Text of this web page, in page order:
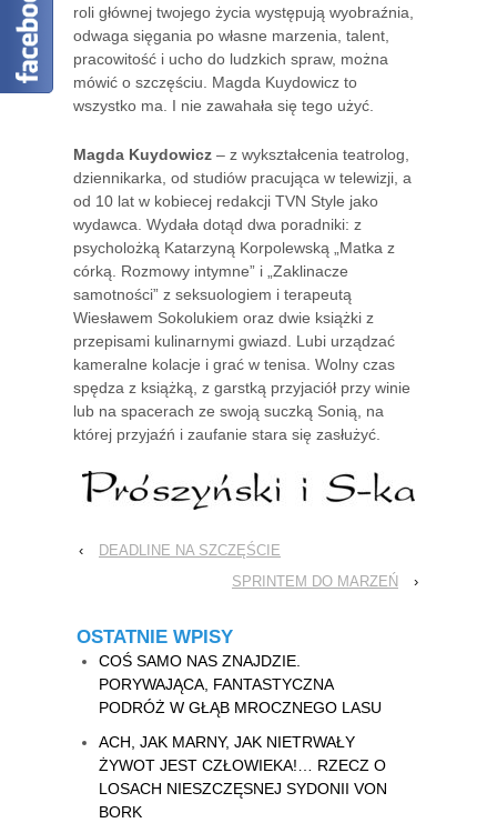
roli głównej twojego życia występują wyobraźnia,
odwaga sięgania po własne marzenia, talent,
pracowitość i ucho do ludzkich spraw, można
mówić o szczęściu. Magda Kuydowicz to
wszystko ma. I nie zawahała się tego użyć.
Magda Kuydowicz – z wykształcenia teatrolog,
dziennikarka, od studiów pracująca w telewizji, a
od 10 lat w kobiecej redakcji TVN Style jako
wydawca. Wydała dotąd dwa poradniki: z
psycholożką Katarzyną Korpolewską „Matka z
córką. Rozmowy intymne” i „Zaklinacze
samotności” z seksuologiem i terapeutą
Wiesławem Sokolukiem oraz dwie książki z
przepisami kulinarnymi gwiazd. Lubi urządzać
kameralne kolacje i grać w tenisa. Wolny czas
spędza z książką, z garstką przyjaciół przy winie
lub na spacerach ze swoją suczką Sonią, na
której przyjaźń i zaufanie stara się zasłużyć.
‹
DEADLINE NA SZCZĘŚCIE
SPRINTEM DO MARZEŃ
›
OSTATNIE WPISY
COŚ SAMO NAS ZNAJDZIE.
PORYWAJĄCA, FANTASTYCZNA
PODRÓŻ W GŁĄB MROCZNEGO LASU
ACH, JAK MARNY, JAK NIETRWAŁY
ŻYWOT JEST CZŁOWIEKA!… RZECZ O
LOSACH NIESZCZĘSNEJ SYDONII VON
BORK